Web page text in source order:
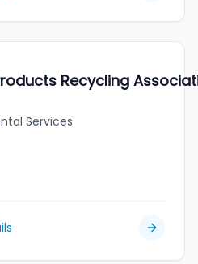
Recycling
Services